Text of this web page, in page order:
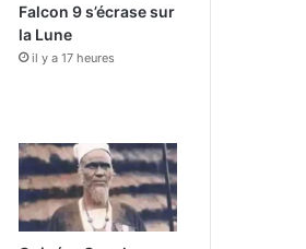
Falcon 9 s’écrase sur
la Lune
il y a 17 heures